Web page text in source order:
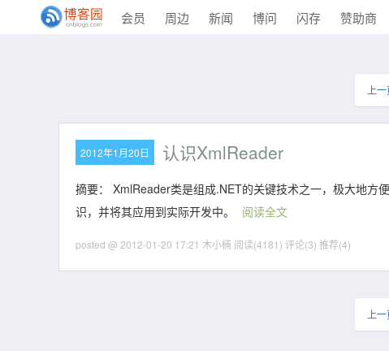
会员 周边 新闻 博问 闪存 赞助商
上
2012年1月20日 认识XmlReader
摘要： XmlReader类是组成.NET的关键技术之一，极大地方
识，并将其应用到实际开发中。
阅读全文
posted @ 2012-01-20 17:21 木小楠 阅读(4181) 评论(3) 推荐(4)
上